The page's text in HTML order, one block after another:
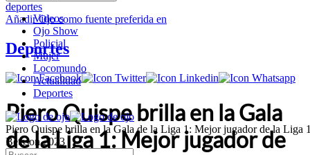
Videos
Ojo Show
Policial
Mujer
Locomundo
Actualidad
Deportes
Piero Quispe brilla en la Gala de la Liga 1: Mejor jugador de la Liga
Betsson 2023
deportes
AñadirOjocomo fuente preferida en
Deportes
Piero Quispe brilla en la Gala
de la Liga 1: Mejor jugador de